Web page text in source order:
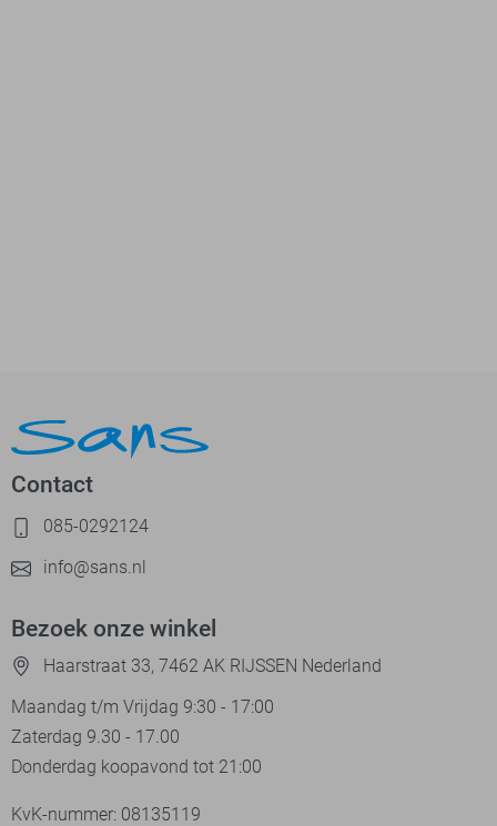
Contact
085-0292124
info@sans.nl
Bezoek onze winkel
Haarstraat 33, 7462 AK RIJSSEN Nederland
Maandag t/m Vrijdag 9:30 - 17:00
Zaterdag 9.30 - 17.00
Donderdag koopavond tot 21:00
KvK-nummer: 08135119